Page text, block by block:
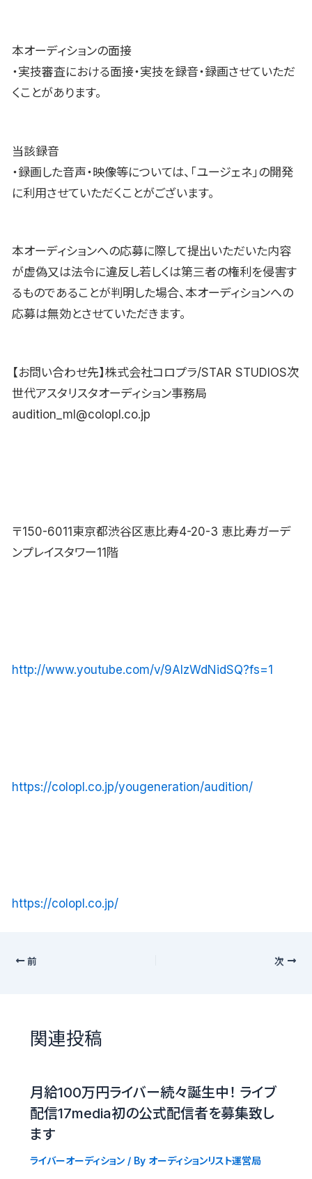
本オーディションの面接
・実技審査における面接・実技を録音・録画させていただ
くことがあります。
当該録音
・録画した音声・映像等については、「ユージェネ」の開発
に利用させていただくことがございます。
本オーディションへの応募に際して提出いただいた内容
が虚偽又は法令に違反し若しくは第三者の権利を侵害す
るものであることが判明した場合、本オーディションへの
応募は無効とさせていただきます。
【お問い合わせ先】株式会社コロプラ/STAR STUDIOS次
世代アスタリスタオーディション事務局
audition_ml@colopl.co.jp
〒150-6011東京都渋谷区恵比寿4-20-3 恵比寿ガーデ
ンプレイスタワー11階
http://www.youtube.com/v/9AIzWdNidSQ?fs=1
https://colopl.co.jp/yougeneration/audition/
https://colopl.co.jp/
前 次
関連投稿
月給100万円ライバー続々誕生中！ ライブ
配信17media初の公式配信者を募集致し
ます
ライバーオーディション/ By オーディションリスト運営局